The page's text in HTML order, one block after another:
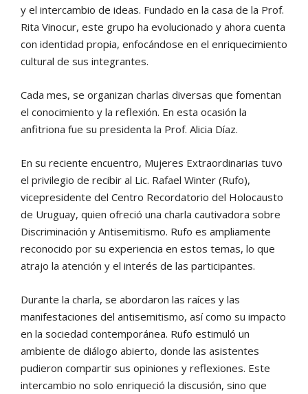
y el intercambio de ideas. Fundado en la casa de la Prof.
Rita Vinocur, este grupo ha evolucionado y ahora cuenta
con identidad propia, enfocándose en el enriquecimiento
cultural de sus integrantes.
Cada mes, se organizan charlas diversas que fomentan
el conocimiento y la reflexión. En esta ocasión la
anfitriona fue su presidenta la Prof. Alicia Díaz.
En su reciente encuentro, Mujeres Extraordinarias tuvo
el privilegio de recibir al Lic. Rafael Winter (Rufo),
vicepresidente del Centro Recordatorio del Holocausto
de Uruguay, quien ofreció una charla cautivadora sobre
Discriminación y Antisemitismo. Rufo es ampliamente
reconocido por su experiencia en estos temas, lo que
atrajo la atención y el interés de las participantes.
Durante la charla, se abordaron las raíces y las
manifestaciones del antisemitismo, así como su impacto
en la sociedad contemporánea. Rufo estimuló un
ambiente de diálogo abierto, donde las asistentes
pudieron compartir sus opiniones y reflexiones. Este
intercambio no solo enriqueció la discusión, sino que